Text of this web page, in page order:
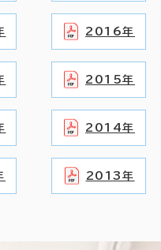
2016年
2015年
2014年
2013年